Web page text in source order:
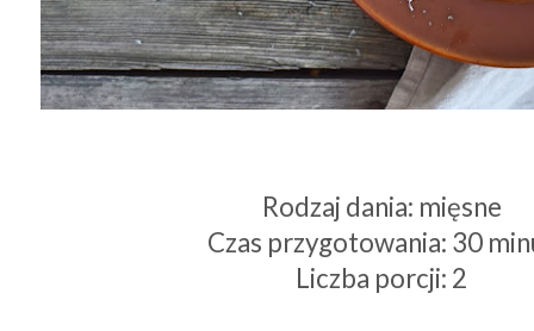
Rodzaj dania: mięsne
Czas przygotowania: 30
Liczba porcji: 2